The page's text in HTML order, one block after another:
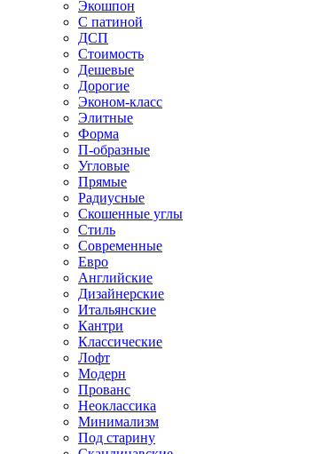
Экошпон
С патиной
ДСП
Стоимость
Дешевые
Дорогие
Эконом-класс
Элитные
Форма
П-образные
Угловые
Прямые
Радиусные
Скошенные углы
Стиль
Современные
Евро
Английские
Дизайнерские
Итальянские
Кантри
Классические
Лофт
Модерн
Прованс
Неоклассика
Минимализм
Под старину